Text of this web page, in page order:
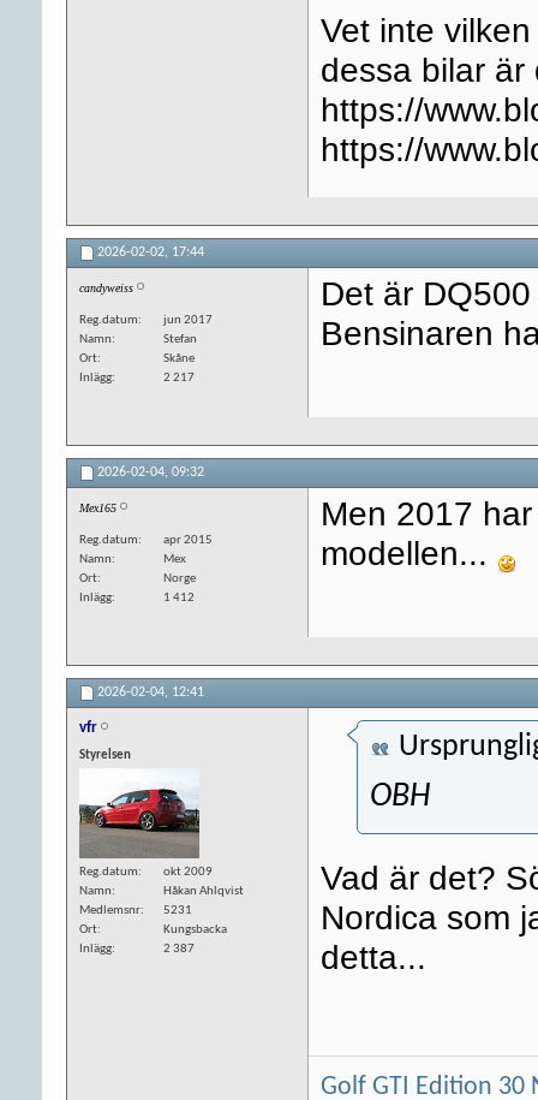
Vet inte
dessa bilar är
https://
https://
2026-02-02, 17:44
candyweiss
Reg.datum
jun 2017
Namn
Stefan
Ort
Skåne
Inlägg
2 217
Det är
Bensinaren
2026-02-04, 09:32
Mex165
Reg.datum
apr 2015
Namn
Mex
Ort
Norge
Inlägg
1 412
Men 2017
modellen...
2026-02-04, 12:41
vfr
Styrelsen
Reg.datum
okt 2009
Namn
Håkan Ahlqvist
Medlemsnr
5231
Ort
Kungsbacka
Inlägg
2 387
OBH
Vad är det?
Nordica som
detta...
Golf GTI Edition 30